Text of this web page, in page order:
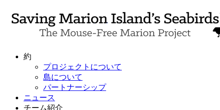
content
約
プロジェクトについて
島について
パートナーシップ
ニュース
チーム紹介